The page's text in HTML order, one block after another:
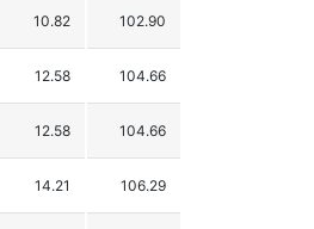
10.82 102.90
12.58 104.66
12.58 104.66
14.21 106.29